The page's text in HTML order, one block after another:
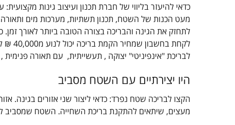
כדאי להיעזר בליווי של חברת תכנון ועיצוב גינות
מעט הכנות של השטח, תכנון תשתיות, מערכות מים
לתחזק את הגינה והבריכה בצורה הטובה ביותר לאורך
לבריכת "אינפיניטי" יצוקה , תעשייתית, עם תאורה פנימית
היו יצירתיים עם השטח מסביב
הקצו לבריכה שטח נפרד: כדאי ליצור שני אזורים בגינה.
מעצים, שיתאים להתקנת בריכת השחייה. השטח שמסביב